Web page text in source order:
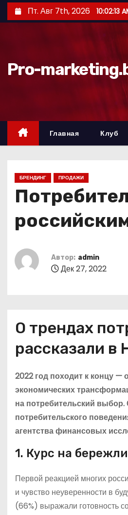
е
д
Пт. Авг 7th, 2026 10:02:14
Pro-
Главная Клуб
БРЕНДИНГ ПРОДАЖИ
Автор: admin
Дек 27, 2022
О трендах
рассказали
2022 год походит к концу
экономических
на потребительский
потребительского
агентства финансовых
1. Курс на
Первой реакцией многих
и чувство неуверенности в
(66%) выражали готовность